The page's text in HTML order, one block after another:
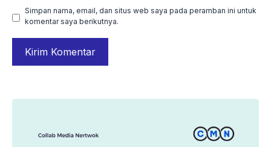
Simpan nama, email, dan situs web saya pada peramban ini untuk
komentar saya berikutnya.